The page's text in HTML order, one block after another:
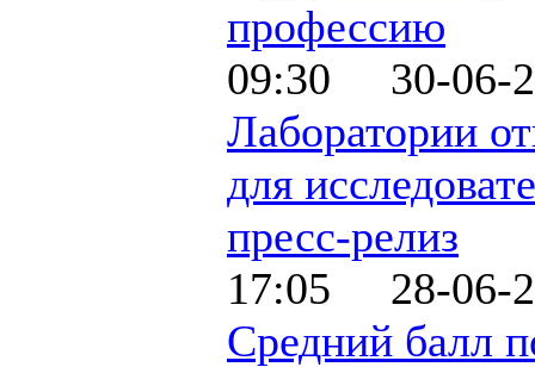
профессию
09:30 30-06-
Лаборатории
для
пресс-релиз
17:05 28-06-
Средний балл